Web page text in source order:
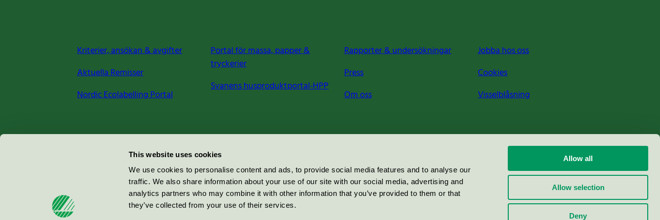
This website uses cookies
We use cookies to personalise content and ads, to provide social media features and to analyse our
traffic. We also share information about your use of our site with our social media, advertising and
analytics partners who may combine it with other information that you’ve provided to them or that
they’ve collected from your use of their services.
Allow all
Allow selection
Deny
Kriterier, ansökan & avgifter
Aktuella Remisser
Nordic Ecolabelling Portal
Portal för massa, papper &
tryckerier
Svanens husproduktportal-HPP
Rapporter & undersökningar
Press
Om oss
Jobba hos oss
Cookies
Visselblåsning
Miljömärkning Sverige AB
100 64